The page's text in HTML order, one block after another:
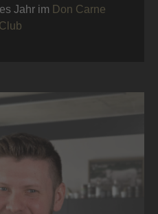
Jahr im Don Carne